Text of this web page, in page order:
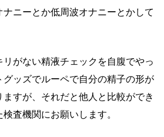
ナニーとか低周波オナニーとかして
リがない精液チェックを自腹でやっ
ッズでルーペで自分の精子の形が
ますが、それだと他人と比較ができ
査機関にお願いします。